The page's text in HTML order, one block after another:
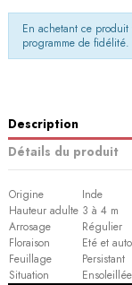
En achetant ce
programme de fidélité.
Description
Détails du produit
Origine
Inde
Hauteur adulte 3 à 4 m
Arrosage
Régulier
Floraison
Eté et
Feuillage
Persistant
Situation
Ensoleillée